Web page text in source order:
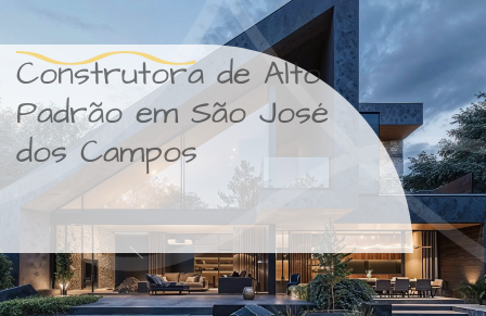
Construtora de Alto
Padrão em São José
dos Campos